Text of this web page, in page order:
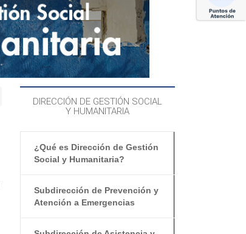
DIRECCIÓN DE GESTIÓN SOCIAL
Y HUMANITARIA
¿Qué es Dirección de Gestión
Social y Humanitaria?
Subdirección de Prevención y
Atención a Emergencias